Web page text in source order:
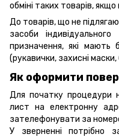
обміні таких товарів,
До товарів, що не
засоби
призначення, які мають
(рукавички, захисні
Як оформити
Для початку процедури
лист на електронну
зателефонувати за
У зверненні потрібно